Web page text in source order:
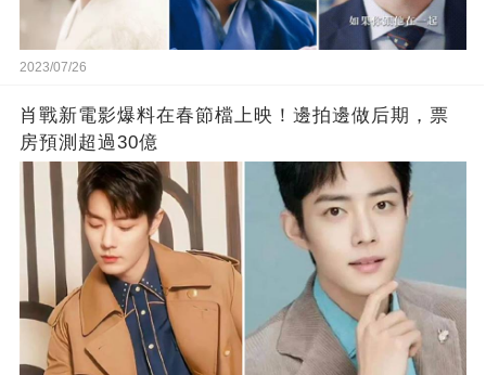
2023/07/26
肖戰新電影爆料在春節檔上映！邊拍邊做后期，票
房預測超過30億